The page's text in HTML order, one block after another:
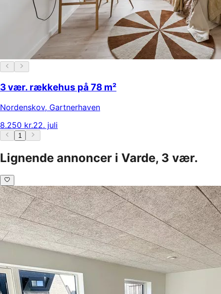
3 vær. rækkehus på 78 m²
Nordenskov, Gartnerhaven
8.250 kr.22. juli
1
Lignende annoncer i Varde, 3 vær.